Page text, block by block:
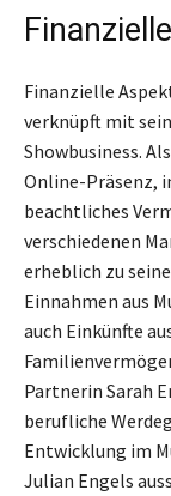
Finanzielle
verknüpft mit
Showbusiness.
Online-Präsenz,
beachtliches
verschiedenen
erheblich zu
Einnahmen aus
auch Einkünfte
Partnerin Sarah
berufliche
Entwicklung im
Julian Engels